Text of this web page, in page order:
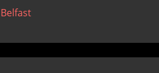
Belfast